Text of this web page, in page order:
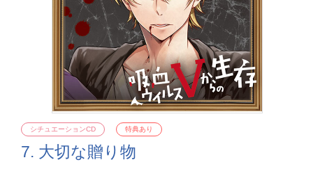
7. 大切な贈り物
シチュエーションCD 特典あり